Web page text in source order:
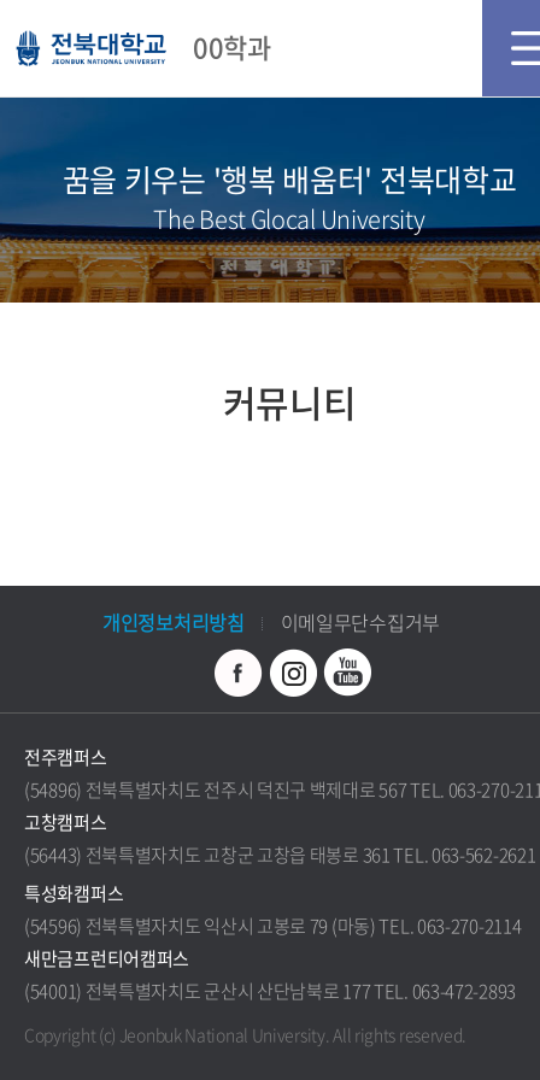
00학과
꿈을 키우는 '행복 배움터' 전북대학교
The Best Glocal University
커뮤니티
개인정보처리방침 이메일무단수집거부
전주캠퍼스
(54896) 전북특별자치도 전주시 덕진구 백제대로 567 TEL. 063-270-
고창캠퍼스
(56443) 전북특별자치도 고창군 고창읍 태봉로 361 TEL. 063-562-2621
특성화캠퍼스
(54596) 전북특별자치도 익산시 고봉로 79 (마동) TEL. 063-270-2114
새만금프런티어캠퍼스
(54001) 전북특별자치도 군산시 산단남북로 177 TEL. 063-472-2893
Copyright (c) Jeonbuk National University.All rights reserved.